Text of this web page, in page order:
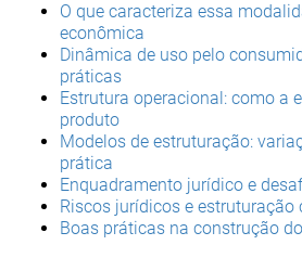
O que caracteriza essa
econômica
Dinâmica de uso pelo
práticas
Estrutura operacional: como a
produto
Modelos de estruturação:
prática
Enquadramento jurídico e
Riscos jurídicos e
Boas práticas na construção